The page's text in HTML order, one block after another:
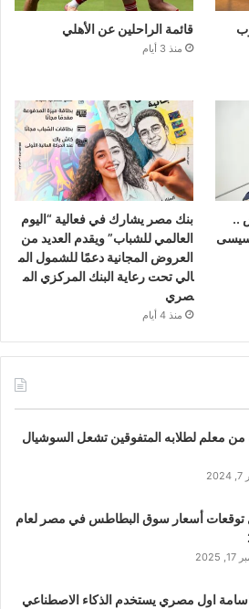
قائمة الراحلين عن الأهلي
منذ 3 أيام
..
بنك مصر يشارك في فعالية “اليوم
العالمي للشباب” ويقدم العديد من
العروض المجانية دعمًا للشمول الم
الي تحت رعاية البنك المركزي الم
صري
منذ 4 أيام
من معلم لطلابه المتفوقين تشعل السوشيال
توقعات أسعار سوق البطاطس في مصر لعام
اول مصري يستخدم الذكاء الاصطناعي